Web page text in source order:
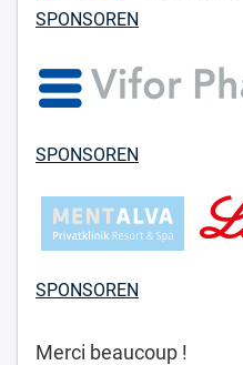
SPONSOREN
SPONSOREN
SPONSOREN
Merci beaucoup !